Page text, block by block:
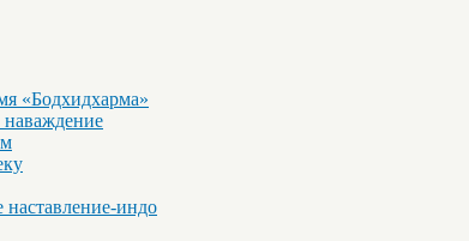
«Бодхидхарма»
индо